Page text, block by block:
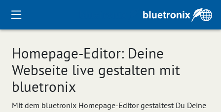
Homepage-Editor: Deine
Webseite live gestalten mit
bluetronix
Mit dem bluetronix Homepage-Editor gestaltest Du Deine